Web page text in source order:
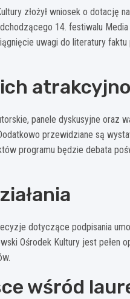
złożył wniosek o dotację
14. festiwalu
uwagi do literatury
panele dyskusyjne oraz
przewidziane są
programu będzie debata
dotyczące podpisania
Ośrodek Kultury jest pełen
wśród